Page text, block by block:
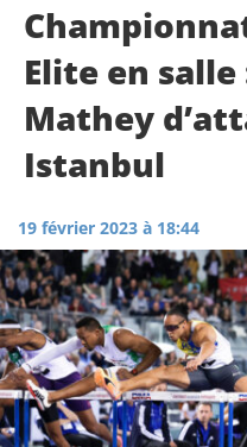
Elite en salle
Mathey
Istanbul
19 février 2023 à 18:44